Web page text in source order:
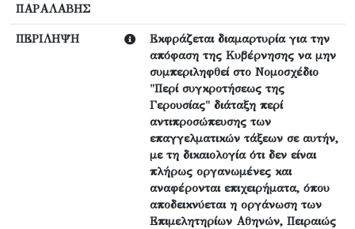
ΠΑΡΑΛΑΒΗΣ
ΠΕΡΙΛΗΨΗ
Εκφράζεται διαμαρτυρία για την
απόφαση της Κυβέρνησης να μην
συμπεριληφθεί στο Νομοσχέδιο
"Περί συγκροτήσεως της
Γερουσίας" διάταξη περί
αντιπροσώπευσης των
επαγγελματικών τάξεων σε αυτήν,
με τη δικαιολογία ότι δεν είναι
πλήρως οργανωμένες και
αναφέρονται επιχειρήματα, όπου
αποδεικνύεται η οργάνωση των
Επιμελητηρίων Αθηνών, Πειραιώς